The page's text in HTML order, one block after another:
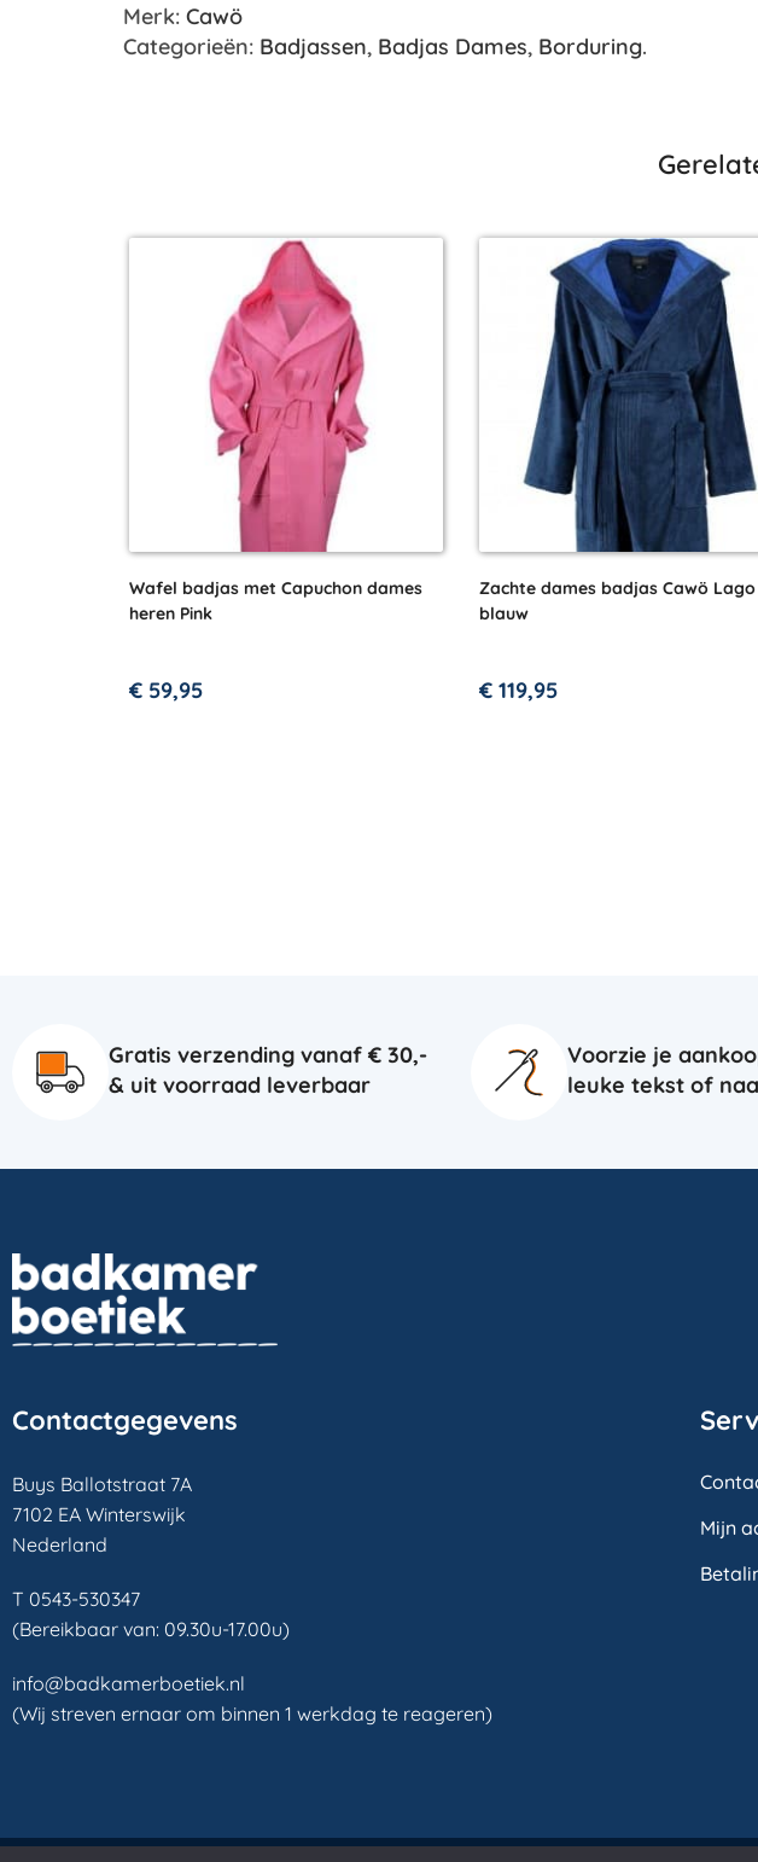
Merk: Cawö
Categorieën: Badjassen, Badjas Dames, Borduring.
Wafel badjas met Capuchon dames
heren Pink
€ 59,95
Zachte dames badjas Cawö Lago
blauw
€ 119,95
Gratis verzending vanaf € 30,-
& uit voorraad leverbaar
Voorzie je
leuke tekst of
Contactgegevens
Buys Ballotstraat 7A
7102 EA Winterswijk
Nederland
T 0543-530347
(Bereikbaar van: 09.30u-17.00u)
info@badkamerboetiek.nl
(Wij streven ernaar om binnen 1 werkdag te reageren)
Mijn